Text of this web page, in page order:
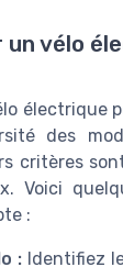
un vélo
électrique
des
critères
Voici
:
: Identifiez